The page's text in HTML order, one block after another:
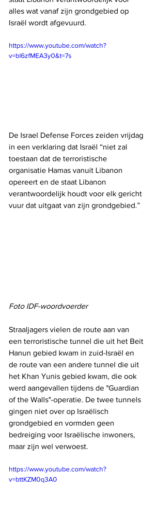
alles wat vanaf zijn grondgebied op
Israël wordt afgevuurd.
https://www.youtube.com/watch?
v=bl6zfMEA3y0&t=7s
De Israel Defense Forces zeiden vrijdag
in een verklaring dat Israël “niet zal
toestaan ​​dat de terroristische
organisatie Hamas vanuit Libanon
opereert en de staat Libanon
verantwoordelijk houdt voor elk gericht
vuur dat uitgaat van zijn grondgebied.”
Foto IDF-woordvoerder
Straaljagers vielen de route aan van
een terroristische tunnel die uit het Beit
Hanun gebied kwam in zuid-Israël en
de route van een andere tunnel die uit
het Khan Yunis gebied kwam, die ook
werd aangevallen tijdens de "Guardian
of the Walls"-operatie. De twee tunnels
gingen niet over op Israëlisch
grondgebied en vormden geen
bedreiging voor Israëlische inwoners,
maar zijn wel verwoest.
https://www.youtube.com/watch?
v=bttKZM0q3A0